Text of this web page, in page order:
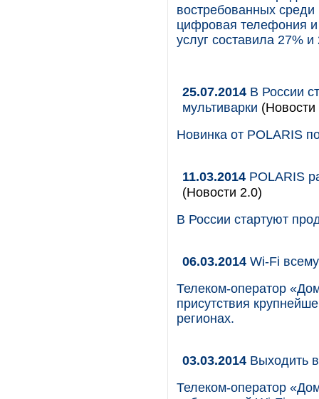
востребованных
цифровая телефония
услуг составила 27% и
25.07.2014 В России
мультиварки (Новости
Новинка от POLARIS
11.03.2014 POLARIS
(Новости 2.0)
В России стартуют
06.03.2014 Wi-Fi
Телеком-оператор
присутствия
регионах.
03.03.2014 Выходить
Телеком-оператор